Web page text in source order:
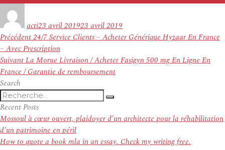
actile
23 avril 201923 avril 2019
Navigation
de
l’article
PrécédentArticle
précédent :
24/7 Service Clients – Acheter Générique Hyzaar En France
– Avec Prescription
SuivantArticle
suivant :
La Morue Livraison / Acheter Fasigyn 500 mg En Ligne En
France / Garantie de remboursement
Search
Recherche
pour
:
Recherche
Recent Posts
Mossoul à cœur ouvert, plaidoyer d’un architecte pour la réhabilitation
d’un patrimoine en péril
How to quote a book mla in an essay. Check my writing free.